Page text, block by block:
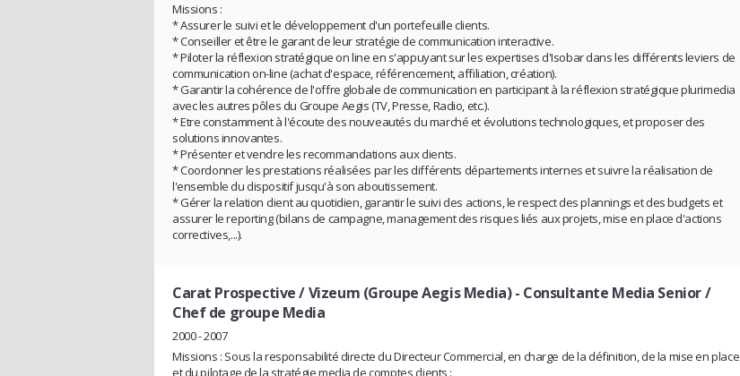
Missions :
* Assurer le suivi et le développement d'un portefeuille clients.
* Conseiller et être le garant de leur stratégie de communication interactive.
* Piloter la réflexion stratégique on line en s'appuyant sur les expertises d'Isobar dans les différents leviers de
communication on-line (achat d'espace, référencement, affiliation, création).
* Garantir la cohérence de l'offre globale de communication en participant à la réflexion stratégique plurimedia
avec les autres pôles du Groupe Aegis (TV, Presse, Radio, etc.).
* Etre constamment à l'écoute des nouveautés du marché et évolutions technologiques, et proposer des
solutions innovantes.
* Présenter et vendre les recommandations aux clients.
* Coordonner les prestations réalisées par les différents départements internes et suivre la réalisation de
l'ensemble du dispositif jusqu'à son aboutissement.
* Gérer la relation client au quotidien, garantir le suivi des actions, le respect des plannings et des budgets et
assurer le reporting (bilans de campagne, management des risques liés aux projets, mise en place d'actions
correctives,...).
Carat Prospective / Vizeum (Groupe Aegis Media)- Consultante Media Senior /
Chef de groupe Media
2000 - 2007
Missions : Sous la responsabilité directe du Directeur Commercial, en charge de la définition, de la mise en place
et du pilotage de la stratégie media de comptes clients :